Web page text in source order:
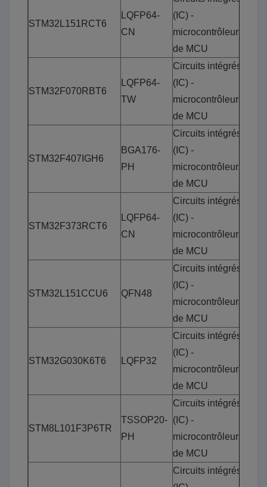
STM32L151RCT6
LQFP64-
CN
(IC) -
microcontrôleurs
de MCU
STM32F070RBT6
LQFP64-
TW
Circuits intégrés
(IC) -
microcontrôleurs
de MCU
STM32F407IGH6
BGA176-
PH
Circuits intégrés
(IC) -
microcontrôleurs
de MCU
STM32F373RCT6
LQFP64-
CN
Circuits intégrés
(IC) -
microcontrôleurs
de MCU
STM32L151CCU6 QFN48
Circuits intégrés
(IC) -
microcontrôleurs
de MCU
STM32G030K6T6 LQFP32
Circuits intégrés
(IC) -
microcontrôleurs
de MCU
STM8L101F3P6TR
TSSOP20-
PH
Circuits intégrés
(IC) -
microcontrôleurs
de MCU
Circuits intégrés